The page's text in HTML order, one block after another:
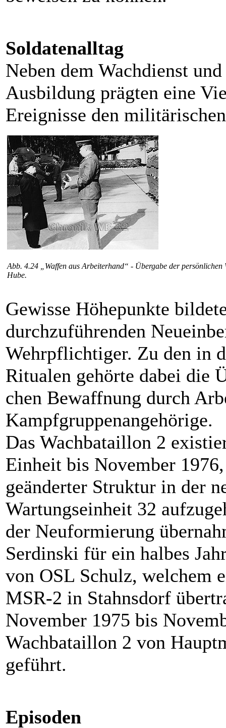
Soldatenalltag
Neben dem Wachdienst
Ausbildung prägten eine
Ereignisse den
Abb. 4.24 „Waffen aus Arbeiterhand“ - Übergabe der
Hube.
Gewisse Höhepunkte
durch­zu­füh­renden
Wehrpflichtiger. Zu den in
Ritualen ge­hör­te dabei die
chen Bewaffnung durch
Kampfgruppenangehörige.
Das Wachbataillon 2
Einheit bis November
geänderter Struktur in der
Wartungseinheit 32
der Neuformierung
Serdinski für ein halbes
von OSL Schulz, welchem
MSR-2 in Stahnsdorf
November 1975 bis
Wachbataillon 2 von
geführt.
Episoden